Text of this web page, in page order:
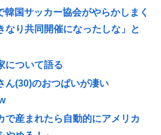
韓国サッカー協会がやらかしまく
なり共同開催になったしな」と
について語る
ん(30)のおつぱいが凄い
で産まれたら自動的にアメリカ